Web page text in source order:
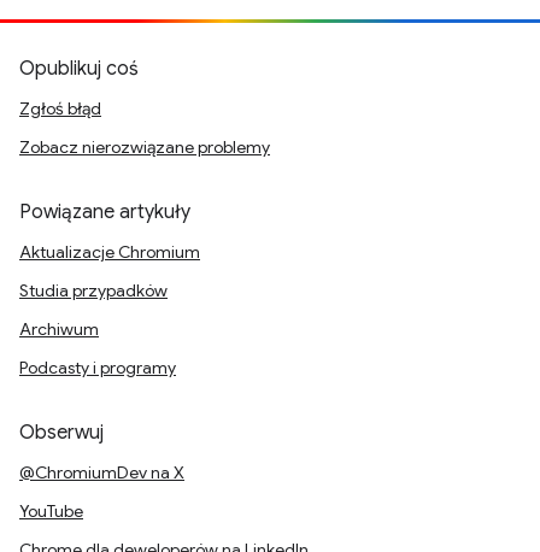
Opublikuj coś
Zgłoś błąd
Zobacz nierozwiązane problemy
Powiązane artykuły
Aktualizacje Chromium
Studia przypadków
Archiwum
Podcasty i programy
Obserwuj
@ChromiumDev na X
YouTube